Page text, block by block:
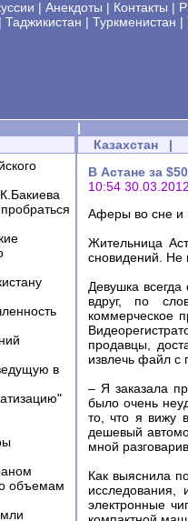
| Анекдоты | Контакты |
| Таджикистан | Туркменистан |
|
в
объемам
Казахстан |
В Астане за
10:54 30.03.2012
Аферы во сне и
Жительница
сновидений. Не
Девушка
вдруг, по
коммерческое
продавцы,
извлечь файл с
– Я заказала
было очень
то, что я вижу
дешевый
мной
Как выяснила
исследования,
электронные